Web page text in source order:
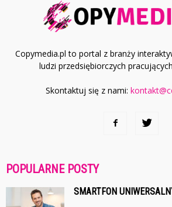
Copymedia.pl to portal z branży
ludzi przedsiębiorczych
Skontaktuj się z nami:
POPULARNE POSTY
SMARTFON